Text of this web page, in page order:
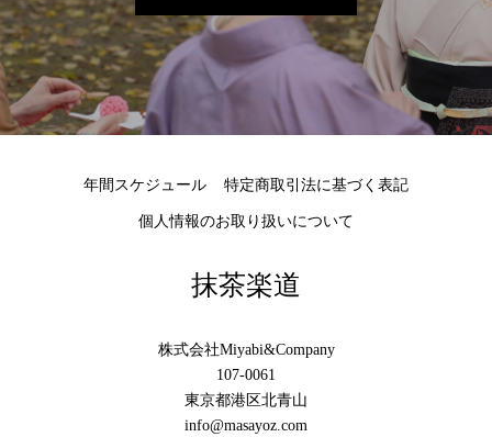
年間スケジュール 特定商取引法に基づく表記
個人情報のお取り扱いについて
抹茶楽道
株式会社Miyabi&Company
107-0061
東京都港区北青山
info@masayoz.com